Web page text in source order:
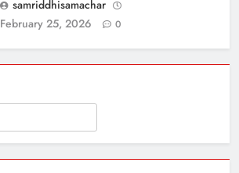
samriddhisamachar
February 25, 2026
0